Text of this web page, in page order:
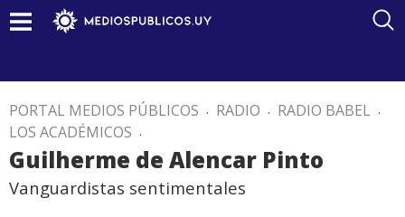
PORTAL MEDIOS PÚBLICOS . RADIO . RADIO BABEL .
LOS ACADÉMICOS .
Guilherme de Alencar Pinto
Vanguardistas sentimentales